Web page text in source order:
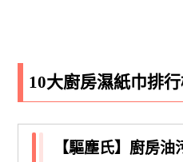
10大廚房濕紙巾排
【驅塵氏】廚房